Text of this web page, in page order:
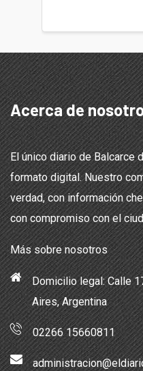
Acerca de
El único diario de Balcarce
formato digital. Nuestro
verdad, con información
con compromiso con el
Más sobre nosotros
Domicilio legal: Calle
Aires, Argentina
02266 15660811